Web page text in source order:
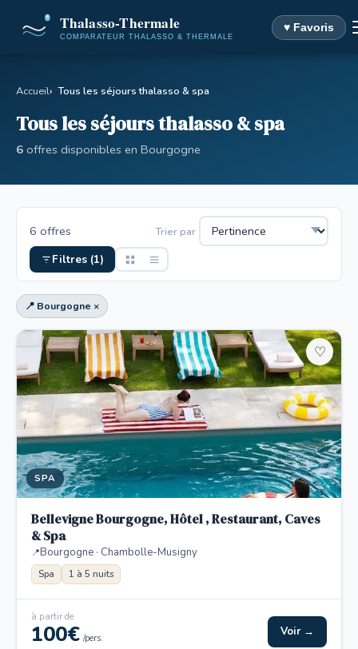
♥ Favoris
Accueil Tous les séjours thalasso & spa
Tous les séjours thalasso & spa
6 offres disponibles en Bourgogne
6 offres Trier par
Filtres (1)
📍 Bourgogne ×
SPA
♡
Bellevigne Bourgogne, Hôtel , Restaurant, Caves
& Spa
Bourgogne · Chambolle-Musigny
Spa 1 à 5 nuits
à partir de
100€ /pers. Voir →